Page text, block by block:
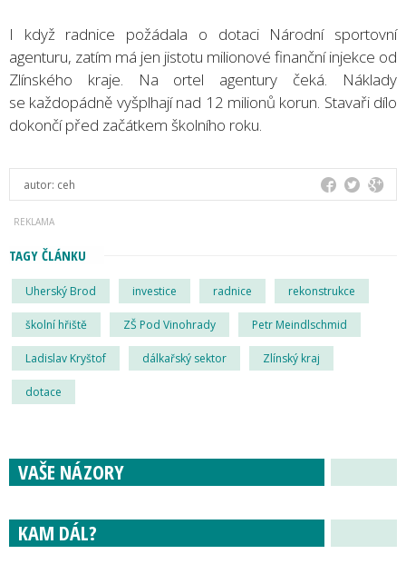
I když radnice požádala o dotaci Národní sportovní
agenturu, zatím má jen jistotu milionové finanční injekce od
Zlínského kraje. Na ortel agentury čeká. Náklady
se každopádně vyšplhají nad 12 milionů korun. Stavaři dílo
dokončí před začátkem školního roku.
autor: ceh
TAGY ČLÁNKU
Uherský Brod investice radnice rekonstrukce
školní hřiště ZŠ Pod Vinohrady Petr Meindlschmid
Ladislav Kryštof dálkařský sektor Zlínský kraj
dotace
VAŠE NÁZORY
KAM DÁL?